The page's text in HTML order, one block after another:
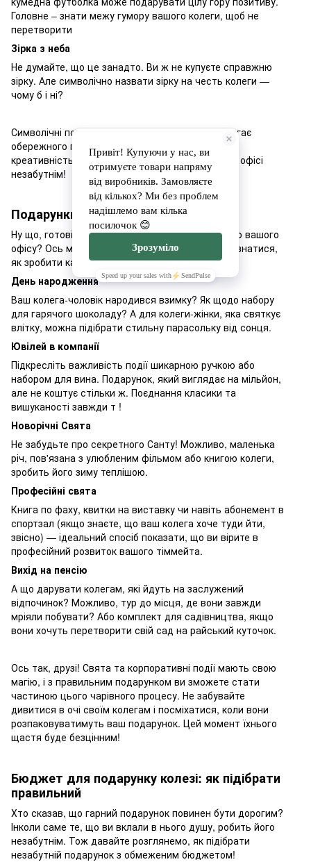
Головне – знати межу гумору вашого колеги, щоб не
перетворити
Зірка з неба
Не думайте, що це занадто. Ви ж не купуєте справжню
зірку. Але символічно назвати зірку на честь колеги —
чому б і ні?
Символічні подарунки – це мистецтво, що вимагає
обережного підходу. Якщо у вас є сміливість та
креативність, можна зробити звичайний день в офісі
незабутнім!
Подарунки колегам на свята
Ну що, готові стати найкращим таємним Сантою вашого
офісу? Ось ми й дійшли до розділу, де можна дізнатися,
як зробити календарні свята цікавішими!
День народження
Ваш колега-чоловік народився взимку? Як щодо набору
для гарячого шоколаду? А для колеги-жінки, яка святкує
влітку, можна підібрати стильну парасольку від сонця.
Ювілей в компанії
Підкресліть важливість події шикарною ручкою або
набором для вина. Подарунок, який виглядає на мільйон,
але не коштує стільки ж. Поєднання класики та
вишуканості завжди т !
Новорічні Свята
Не забудьте про секретного Санту! Можливо, маленька
річ, пов'язана з улюбленим фільмом або книгою колеги,
зробить його зиму теплішою.
Професійні свята
Книга по фаху, квитки на виставку чи навіть абонемент в
спортзал (якщо знаєте, що ваш колега хоче туди йти,
звісно) — ідеальний спосіб показати, що ви вірите в
професійний розвиток вашого тіммейта.
Вихід на пенсію
А що дарувати колегам, які йдуть на заслужений
відпочинок? Можливо, тур до місця, де вони завжди
мріяли побувати? Або комплект для садівництва, якщо
вони хочуть перетворити свій сад на райський куточок.
Ось так, друзі! Свята та корпоративні події мають свою
магію, і з правильним подарунком ви зможете стати
частиною цього чарівного процесу. Не забувайте
дивитися в очі своїм колегам і посміхатися, коли вони
розпаковуватимуть ваш подарунок. Цей момент їхнього
щастя буде безцінним!
Бюджет для подарунку колезі: як підібрати
правильний
Хто сказав, що гарний подарунок повинен бути дорогим?
Інколи саме те, що ви вклали в нього душу, робить його
незабутнім. Тож давайте розглянемо, як підібрати
незабутній подарунок з обмеженим бюджетом!